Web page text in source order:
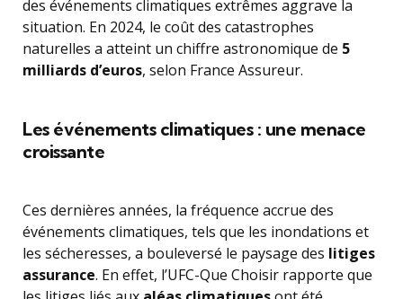
des événements climatiques extrêmes aggrave la
situation. En 2024, le coût des catastrophes
naturelles a atteint un chiffre astronomique de 5
milliards d’euros, selon France Assureur.
Les événements climatiques : une menace
croissante
Ces dernières années, la fréquence accrue des
événements climatiques, tels que les inondations et
les sécheresses, a bouleversé le paysage des litiges
assurance. En effet, l’UFC-Que Choisir rapporte que